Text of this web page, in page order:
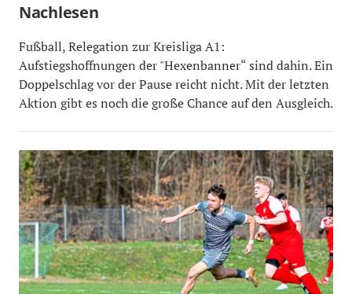
Nachlesen
Fußball, Relegation zur Kreisliga A1:
Aufstiegshoffnungen der "Hexenbanner“ sind dahin. Ein
Doppelschlag vor der Pause reicht nicht. Mit der letzten
Aktion gibt es noch die große Chance auf den Ausgleich.